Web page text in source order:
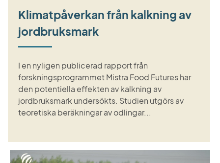
Klimatpåverkan från kalkning av
jordbruksmark
I en nyligen publicerad rapport från
forskningsprogrammet Mistra Food Futures har
den potentiella effekten av kalkning av
jordbruksmark undersökts. Studien utgörs av
teoretiska beräkningar av odlingar...